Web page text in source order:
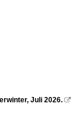
Juli 2026. 